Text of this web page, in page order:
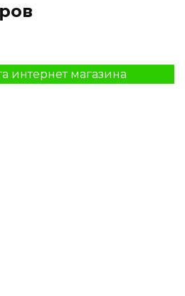
интернет магазина